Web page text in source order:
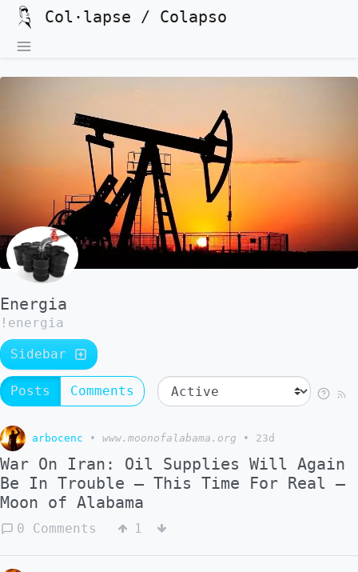
Col·lapse / Colapso
Energia
!energia
Sidebar
Posts Comments
arbocenc • www.moonofalabama.org • 23d
War On Iran: Oil Supplies Will Again
Be In Trouble – This Time For Real –
Moon of Alabama
0 Comments 1